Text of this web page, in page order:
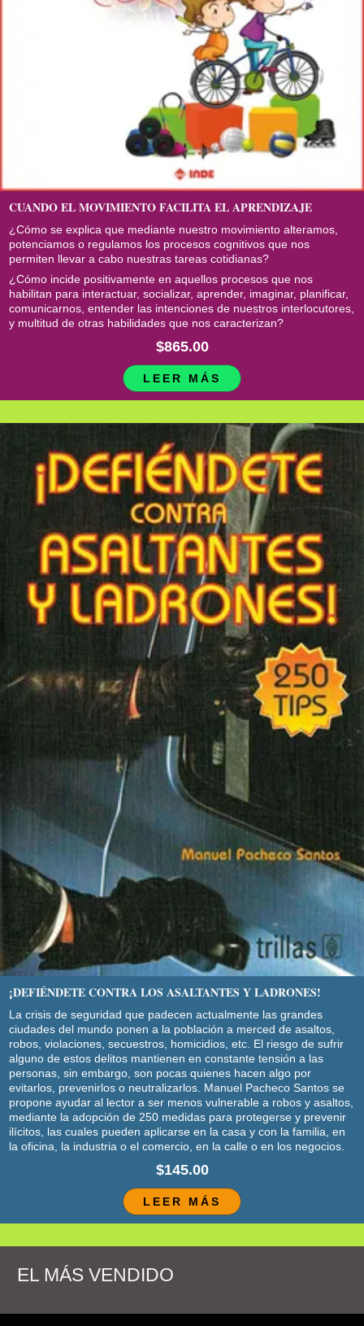
CUANDO EL MOVIMIENTO FACILITA EL APRENDIZAJE
¿Cómo se explica que mediante nuestro movimiento alteramos,
potenciamos o regulamos los procesos cognitivos que nos
permiten llevar a cabo nuestras tareas cotidianas?
¿Cómo incide positivamente en aquellos procesos que nos
habilitan para interactuar, socializar, aprender, imaginar, planificar,
comunicarnos, entender las intenciones de nuestros interlocutores,
y multitud de otras habilidades que nos caracterizan?
$865.00
LEER MÁS
¡DEFIÉNDETE CONTRA LOS ASALTANTES Y LADRONES!
La crisis de seguridad que padecen actualmente las grandes
ciudades del mundo ponen a la población a merced de asaltos,
robos, violaciones, secuestros, homicidios, etc. El riesgo de sufrir
alguno de estos delitos mantienen en constante tensión a las
personas, sin embargo, son pocas quienes hacen algo por
evitarlos, prevenirlos o neutralizarlos. Manuel Pacheco Santos se
propone ayudar al lector a ser menos vulnerable a robos y asaltos,
mediante la adopción de 250 medidas para protegerse y prevenir
ilícitos, las cuales pueden aplicarse en la casa y con la familia, en
la oficina, la industria o el comercio, en la calle o en los negocios.
$145.00
LEER MÁS
EL MÁS VENDIDO